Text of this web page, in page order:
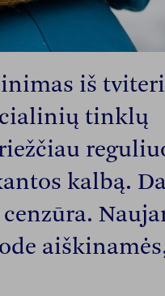
iš
tinklų
kalbą.